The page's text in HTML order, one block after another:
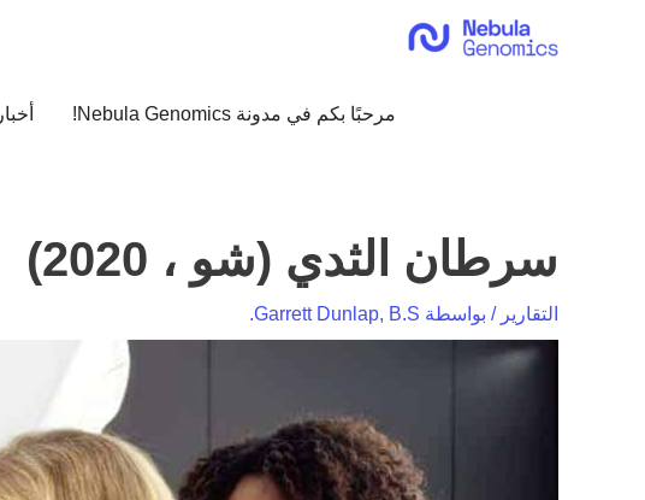
مرحبًا بكم في مدونة Nebula Genomics! أخبار
سرطان الثدي (شو ، 2020)
التقارير / بواسطة Garrett Dunlap, B.S.